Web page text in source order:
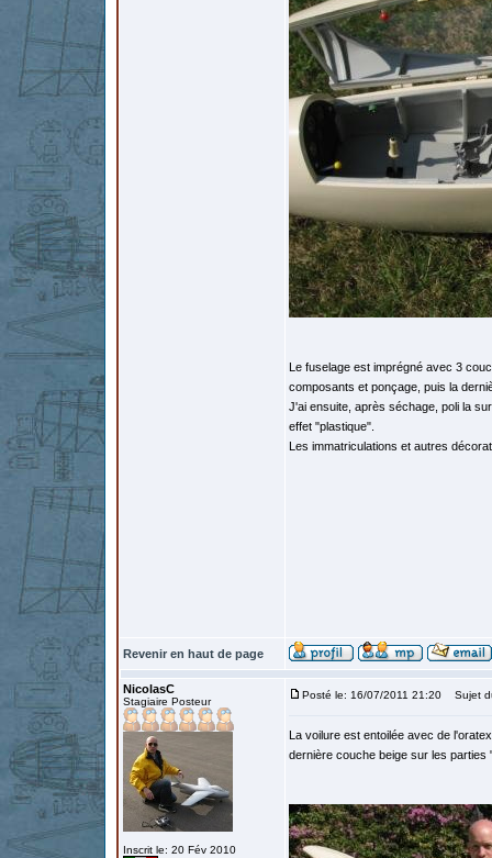
Le fuselage est imprégné avec 3
composants et ponçage, puis la
J'ai ensuite, après séchage, poli la
effet "plastique".
Les immatriculations et autres
Revenir en haut de page
NicolasC
Stagiaire Posteur
Inscrit le: 20 Fév 2010
Posté le: 16/07/2011 21:20 Sujet
La voilure est entoilée avec de
dernière couche beige sur les parties